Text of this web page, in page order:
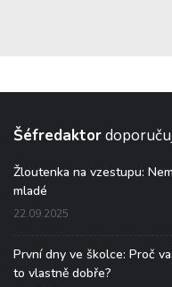
Šéfredaktor
Žloutenka na vzestupu:
mladé
22.09.2025
První dny ve školce: Proč
to vlastně dobře?